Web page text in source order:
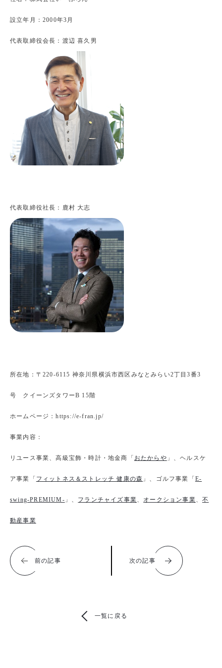
設立年月：2000年3月
代表取締役会長：渡辺 喜久男
代表取締役社長：鹿村 大志
所在地：〒220-6115 神奈川県横浜市西区みなとみらい2丁目3番3
号 クイーンズタワーB 15階
ホームページ：https://e-fran.jp/
事業内容：
リユース事業、高級宝飾・時計・地金商「 おたからや 」、ヘルスケ
ア事業「 フィットネス＆ストレッチ 健康の森 」、ゴルフ事業「 E-
swing-PREMIUM- 」、 フランチャイズ事業、 オークション事業、不
動産事業
前の記事 次の記事
一覧に戻る